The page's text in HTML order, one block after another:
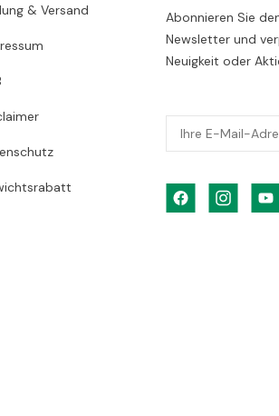
& Versand
Abonnieren Sie
Newsletter und
Neuigkeit oder